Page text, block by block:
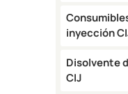
inyección
Disolvente
CIJ